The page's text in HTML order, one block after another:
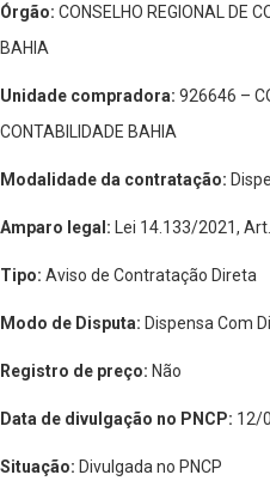
Órgão: CONSELHO REGIONAL DE
BAHIA
Unidade compradora: 926646 –
CONTABILIDADE BAHIA
Modalidade da contratação:
Amparo legal: Lei 14.133/2021, Art.
Tipo: Aviso de Contratação Direta
Modo de Disputa: Dispensa Com
Registro de preço: Não
Data de divulgação no PNCP: 12/
Situação: Divulgada no PNCP